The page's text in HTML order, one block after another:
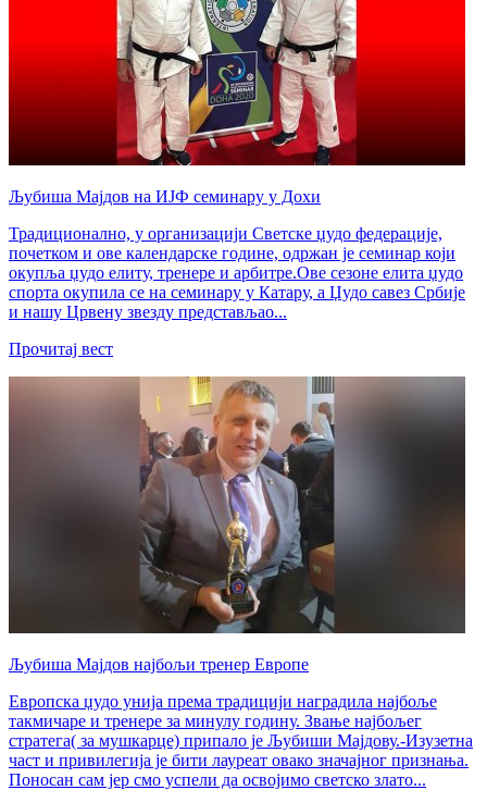
Љубиша Мајдов на ИЈФ семинару у Дохи
Традиционално, у организацији Светске џудо федерације,
почетком и ове календарске године, одржан је семинар који
окупља џудо елиту, тренере и арбитре.Ове сезоне елита џудо
спорта окупила се на семинару у Катару, а Џудо савез Србије
и нашу Црвену звезду представљао...
Прочитај вест
Љубиша Мајдов најбољи тренер Европе
Европска џудо унија према традицији наградила најбоље
такмичаре и тренере за минулу годину. Звање најбољег
стратега( за мушкарце) припало је Љубиши Мајдову.-Изузетна
част и привилегија је бити лауреат овако значајног признања.
Поносан сам јер смо успели да освојимо светско злато...